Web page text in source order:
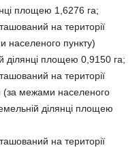
площею 1,6276 га;
на території
населеного пункту)
ділянці площею 0,9150 га;
на території
(за межами населеного
ділянці площею
на території